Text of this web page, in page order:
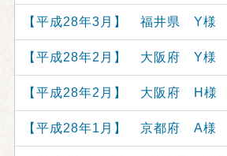
【平成28年3月】 福井県 Y様
【平成28年2月】 大阪府 Y様
【平成28年2月】 大阪府 H様
【平成28年1月】 京都府 A様